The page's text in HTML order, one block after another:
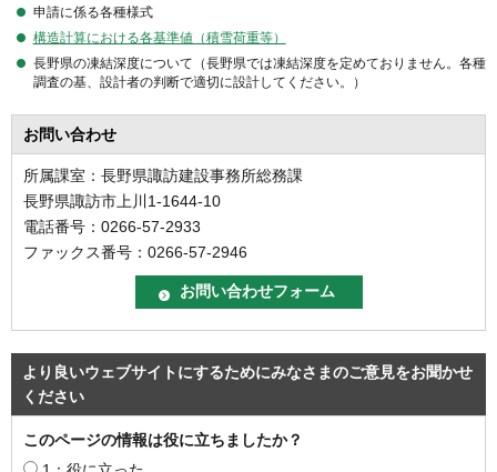
申請に係る各種様式
構造計算における各基準値（積雪荷重等）
長野県の凍結深度について（長野県では凍結深度を定めておりません。各種
調査の基、設計者の判断で適切に設計してください。）
お問い合わせ
所属課室：長野県諏訪建設事務所総務課
長野県諏訪市上川1-1644-10
電話番号：0266-57-2933
ファックス番号：0266-57-2946
より良いウェブサイトにするためにみなさまのご意見をお聞かせ
ください
このページの情報は役に立ちましたか？